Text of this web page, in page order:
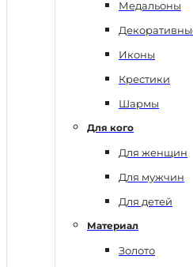
Медальоны
Иконы
Крестики
Шармы
Для кого
Для женщин
Для мужчин
Для детей
Материал
Золото